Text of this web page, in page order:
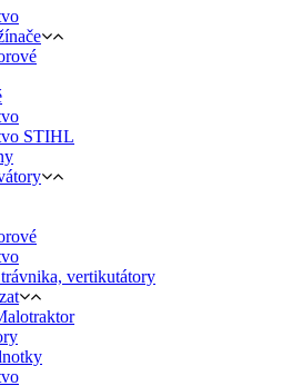
STIHL
vertikutátory